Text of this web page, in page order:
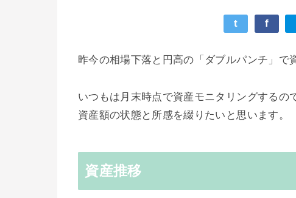
t f
昨今の相場下落と円高の「ダブルパンチ」で
いつもは月末時点で資産モニタリングする
資産額の状態と所感を綴りたいと思います。
資産推移